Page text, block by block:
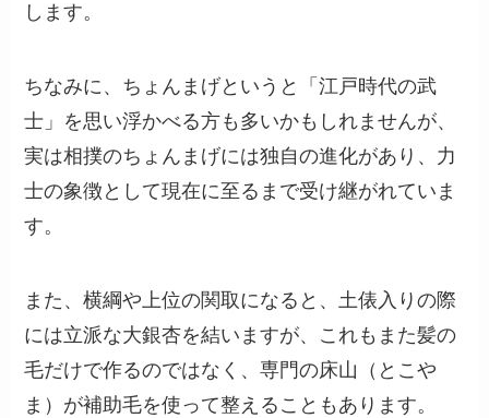
します。
ちなみに、ちょんまげというと「江戸時代の武
士」を思い浮かべる方も多いかもしれませんが、
実は相撲のちょんまげには独自の進化があり、力
士の象徴として現在に至るまで受け継がれていま
す。
また、横綱や上位の関取になると、土俵入りの際
には立派な大銀杏を結いますが、これもまた髪の
毛だけで作るのではなく、専門の床山（とこや
ま）が補助毛を使って整えることもあります。